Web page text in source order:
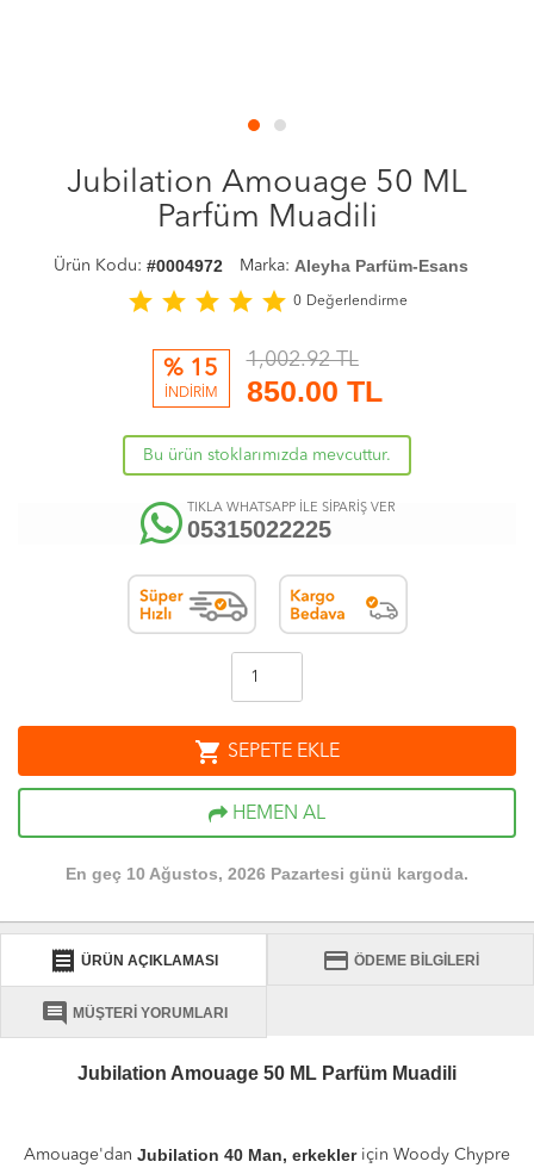
Jubilation Amouage 50 ML
Parfüm Muadili
Ürün Kodu: #0004972 Marka: Aleyha Parfüm-Esans
star star star star star 0 Değerlendirme
% 15
İNDİRİM
1,002.92 TL
850.00 TL
Bu ürün stoklarımızda mevcuttur.
TIKLA WHATSAPP İLE SİPARİŞ VER
05315022225
shopping_cart SEPETE EKLE
HEMEN AL
En geç 10 Ağustos, 2026 Pazartesi günü kargoda.
receipt ÜRÜN AÇIKLAMASI credit_card ÖDEME BİLGİLERİ
comment MÜŞTERİ YORUMLARI
Jubilation Amouage 50 ML Parfüm Muadili
Amouage'dan Jubilation 40 Man, erkekleriçin Woody Chypre